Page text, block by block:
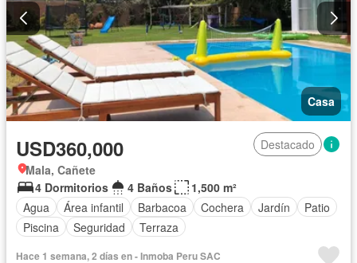
Casa
USD360,000
Destacado
Mala, Cañete
4 Dormitorios
4 Baños
1,500 m²
Agua
Área infantil Barbacoa Cochera Jardín
Patio
Piscina
Seguridad Terraza
Hace 1 semana, 2 días en - Inmoba Peru SAC